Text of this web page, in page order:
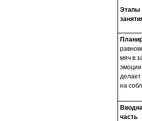
Этапы
мяч в
на
часть